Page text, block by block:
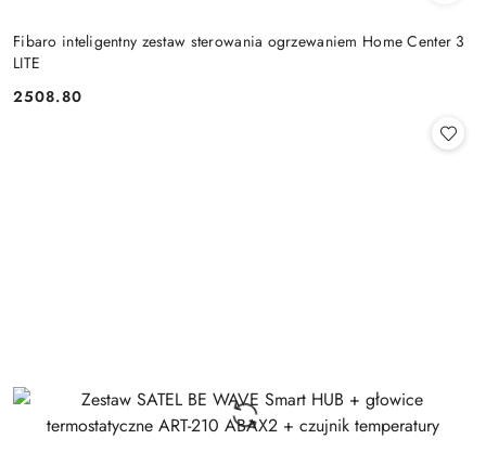
Fibaro inteligentny zestaw sterowania ogrzewaniem Home Center 3
LITE
Cena:
2508.80